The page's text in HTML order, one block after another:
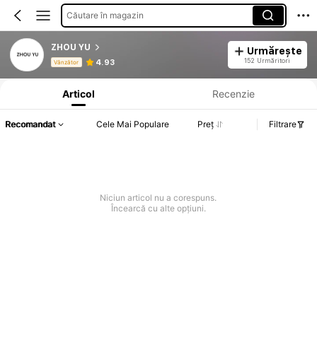
Căutare în magazin
ZHOU YU
Vânzător 4.93
Urmărește
152 Urmăritori
Informații despre produs: Divulgarea prețului, detalii privind vânzările și stocul.
Articol Recenzie
Recomandat Cele Mai Populare Preț Filtrare
Niciun articol nu a corespuns.
Încearcă cu alte opțiuni.